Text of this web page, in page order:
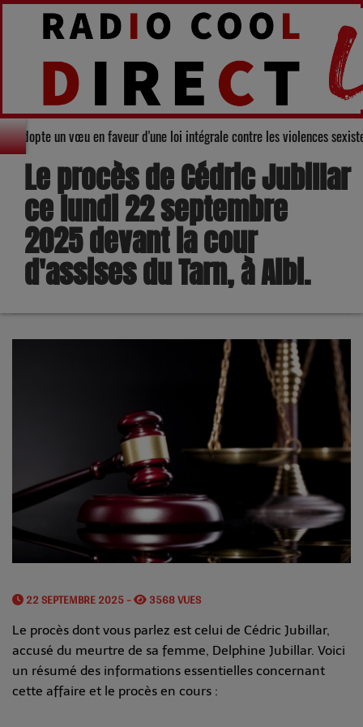
Gers adopte un vœu en faveur d'une loi intégrale contre les violences
Le procès de Cédric Jubillar
ce lundi 22 septembre
2025 devant la cour
d'assises du Tarn, à Albi.
22 SEPTEMBRE 2025 - 3568 VUES
Le procès dont vous parlez est celui de Cédric Jubillar,
accusé du meurtre de sa femme, Delphine Jubillar. Voici
un résumé des informations essentielles concernant
cette affaire et le procès en cours :